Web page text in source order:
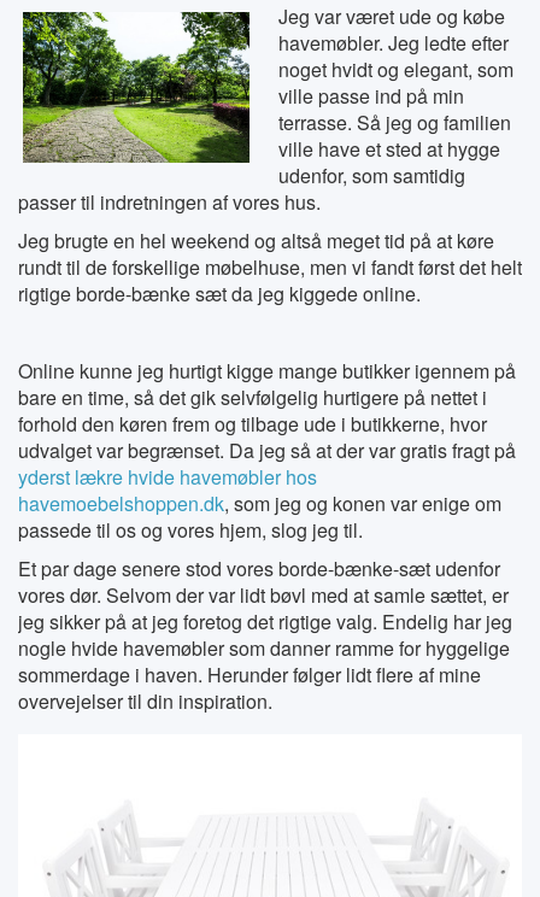
Jeg var været ude og købe
havemøbler. Jeg ledte efter
noget hvidt og elegant, som
ville passe ind på min
terrasse. Så jeg og familien
ville have et sted at hygge
udenfor, som samtidig
passer til indretningen af vores hus.
Jeg brugte en hel weekend og altså meget tid på at køre
rundt til de forskellige møbelhuse, men vi fandt først det helt
rigtige borde-bænke sæt da jeg kiggede online.
Online kunne jeg hurtigt kigge mange butikker igennem på
bare en time, så det gik selvfølgelig hurtigere på nettet i
forhold den køren frem og tilbage ude i butikkerne, hvor
udvalget var begrænset. Da jeg så at der var gratis fragt på
yderst lækre hvide havemøbler hos
havemoebelshoppen.dk, som jeg og konen var enige om
passede til os og vores hjem, slog jeg til.
Et par dage senere stod vores borde-bænke-sæt udenfor
vores dør. Selvom der var lidt bøvl med at samle sættet, er
jeg sikker på at jeg foretog det rigtige valg. Endelig har jeg
nogle hvide havemøbler som danner ramme for hyggelige
sommerdage i haven. Herunder følger lidt flere af mine
overvejelser til din inspiration.